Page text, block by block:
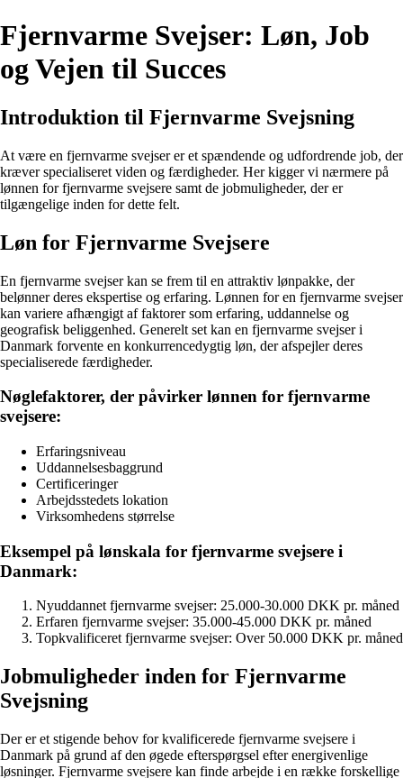
Fjernvarme Svejser: Løn, Job
og Vejen til Succes
Introduktion til Fjernvarme Svejsning
At være en fjernvarme svejser er et spændende og udfordrende job, der
kræver specialiseret viden og færdigheder. Her kigger vi nærmere på
lønnen for fjernvarme svejsere samt de jobmuligheder, der er
tilgængelige inden for dette felt.
Løn for Fjernvarme Svejsere
En fjernvarme svejser kan se frem til en attraktiv lønpakke, der
belønner deres ekspertise og erfaring. Lønnen for en fjernvarme svejser
kan variere afhængigt af faktorer som erfaring, uddannelse og
geografisk beliggenhed. Generelt set kan en fjernvarme svejser i
Danmark forvente en konkurrencedygtig løn, der afspejler deres
specialiserede færdigheder.
Nøglefaktorer, der påvirker lønnen for fjernvarme
svejsere:
Erfaringsniveau
Uddannelsesbaggrund
Certificeringer
Arbejdsstedets lokation
Virksomhedens størrelse
Eksempel på lønskala for fjernvarme svejsere i
Danmark:
Nyuddannet fjernvarme svejser: 25.000-30.000 DKK pr. måned
Erfaren fjernvarme svejser: 35.000-45.000 DKK pr. måned
Topkvalificeret fjernvarme svejser: Over 50.000 DKK pr. måned
Jobmuligheder inden for Fjernvarme
Svejsning
Der er et stigende behov for kvalificerede fjernvarme svejsere i
Danmark på grund af den øgede efterspørgsel efter energivenlige
løsninger. Fjernvarme svejsere kan finde arbejde i en række forskellige